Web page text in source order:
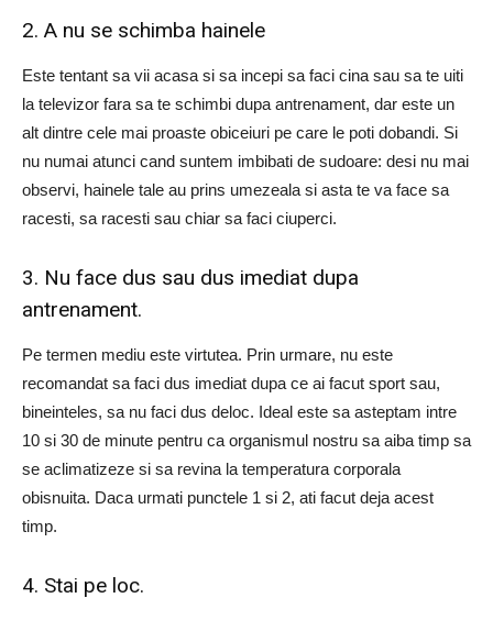
2. A nu se schimba hainele
Este tentant sa vii acasa si sa incepi sa faci cina sau sa te uiti
la televizor fara sa te schimbi dupa antrenament, dar este un
alt dintre cele mai proaste obiceiuri pe care le poti dobandi. Si
nu numai atunci cand suntem imbibati de sudoare: desi nu mai
observi, hainele tale au prins umezeala si asta te va face sa
racesti, sa racesti sau chiar sa faci ciuperci.
3. Nu face dus sau dus imediat dupa
antrenament.
Pe termen mediu este virtutea. Prin urmare, nu este
recomandat sa faci dus imediat dupa ce ai facut sport sau,
bineinteles, sa nu faci dus deloc. Ideal este sa asteptam intre
10 si 30 de minute pentru ca organismul nostru sa aiba timp sa
se aclimatizeze si sa revina la temperatura corporala
obisnuita. Daca urmati punctele 1 si 2, ati facut deja acest
timp.
4. Stai pe loc.